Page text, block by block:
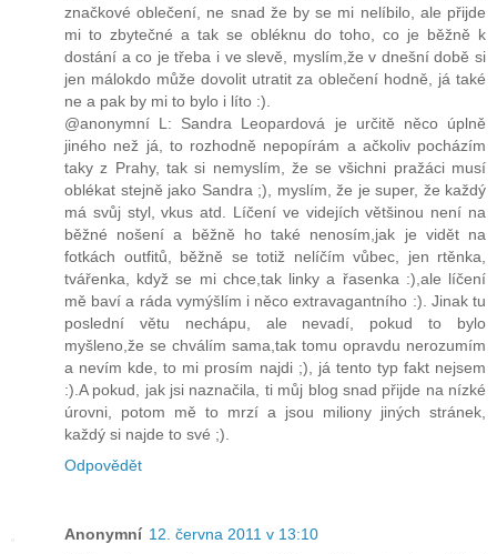
značkové oblečení, ne snad že by se mi nelíbilo, ale přijde
mi to zbytečné a tak se obléknu do toho, co je běžně k
dostání a co je třeba i ve slevě, myslím,že v dnešní době si
jen málokdo může dovolit utratit za oblečení hodně, já také
ne a pak by mi to bylo i líto :).
@anonymní L: Sandra Leopardová je určitě něco úplně
jiného než já, to rozhodně nepopírám a ačkoliv pocházím
taky z Prahy, tak si nemyslím, že se všichni pražáci musí
oblékat stejně jako Sandra ;), myslím, že je super, že každý
má svůj styl, vkus atd. Líčení ve videjích většinou není na
běžné nošení a běžně ho také nenosím,jak je vidět na
fotkách outfitů, běžně se totiž nelíčím vůbec, jen rtěnka,
tvářenka, když se mi chce,tak linky a řasenka :),ale líčení
mě baví a ráda vymýšlím i něco extravagantního :). Jinak tu
poslední větu nechápu, ale nevadí, pokud to bylo
myšleno,že se chválím sama,tak tomu opravdu nerozumím
a nevím kde, to mi prosím najdi ;), já tento typ fakt nejsem
:).A pokud, jak jsi naznačila, ti můj blog snad přijde na nízké
úrovni, potom mě to mrzí a jsou miliony jiných stránek,
každý si najde to své ;).
Odpovědět
Anonymní 12. června 2011 v 13:10